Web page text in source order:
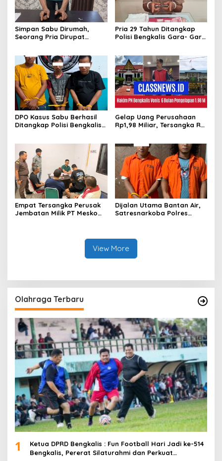
Simpan Sabu Dirumah,
Seorang Pria Dirupat
Pria 29 Tahun Ditangkap
Polisi Bengkalis Gara- Gara
DPO Kasus Sabu Berhasil
Ditangkap Polisi Bengkalis,
Gelap Uang Perusahaan
Rp1,98 Miliar, Tersangka RS
Banding
Empat Tersangka Perusak
Jembatan Milik PT Meskom
Dijalan Utama Bantan Air,
Satresnarkoba Polres
View More
Olahraga Terbaru
1
Ketua DPRD Bengkalis : Fun Football Hari Jadi ke-514
Bengkalis, Pererat Silaturahmi dan Perkuat